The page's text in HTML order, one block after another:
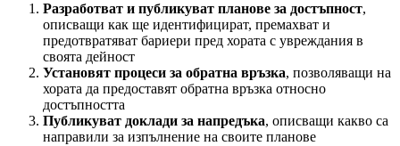
Разработват и публикуват планове за достъпност,
описващи как ще идентифицират, премахват и
предотвратяват бариери пред хората с увреждания в
своята дейност
Установят процеси за обратна връзка, позволяващи на
хората да предоставят обратна връзка относно
достъпността
Публикуват доклади за напредъка, описващи какво са
направили за изпълнение на своите планове